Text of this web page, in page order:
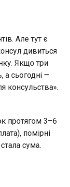
Але тут є
дивиться
Якщо три
а сьогодні —
консульства».
протягом 3–6
помірні
сума.